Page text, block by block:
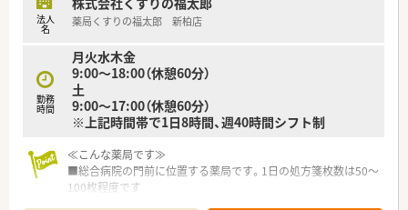
法人
名 薬局くすりの福太郎 新柏店
勤務
時間
月火水木金
9:00～18:00（休憩60分）
土
9:00～17:00（休憩60分）
※上記時間帯で1日8時間、週40時間シフト制
≪こんな薬局です≫
■総合病院の門前に位置する薬局です。1日の処方箋枚数は50～
100枚程度です